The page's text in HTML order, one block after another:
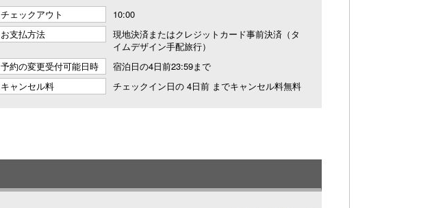
チェックアウト
10:00
お支払方法
現地決済またはクレジットカード事前決済（タ
イムデザイン手配旅行）
予約の変更受付可能日時
宿泊日の4日前23:59まで
キャンセル料 チェックイン日の 4日前 までキャンセル料無料